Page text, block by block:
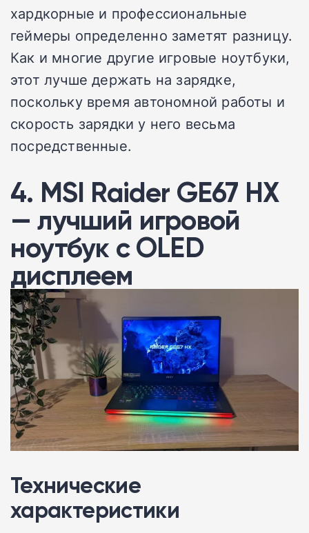
хардкорные и профессиональные
геймеры определенно заметят разницу.
Как и многие другие игровые ноутбуки,
этот лучше держать на зарядке,
поскольку время автономной работы и
скорость зарядки у него весьма
посредственные.
4. MSI Raider GE67 HX
— лучший игровой
ноутбук с OLED
дисплеем
Технические
характеристики